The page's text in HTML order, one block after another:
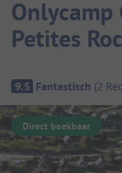
Onlycamp
Petites
Camping
9.5 Fantastisch (2
Direct boekbaar